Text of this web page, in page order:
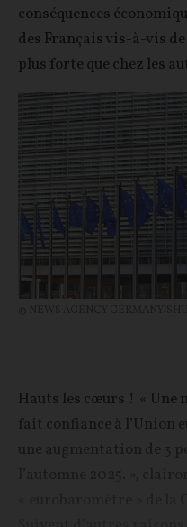
conséquences
des Français vis-à-vis
plus forte que chez les
Hauts les cœurs ! « Une
fait confiance à l’Union